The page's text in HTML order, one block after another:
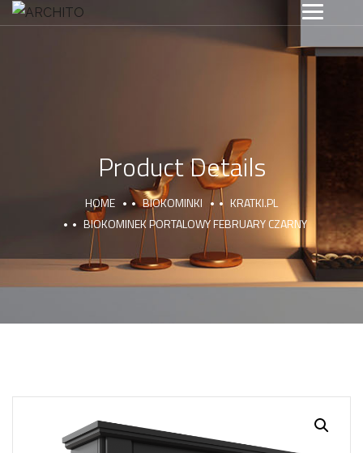
Product Details
HOME BIOKOMINKI
KRATKI.PL
BIOKOMINEK PORTALOWY FEBRUARY CZARNY